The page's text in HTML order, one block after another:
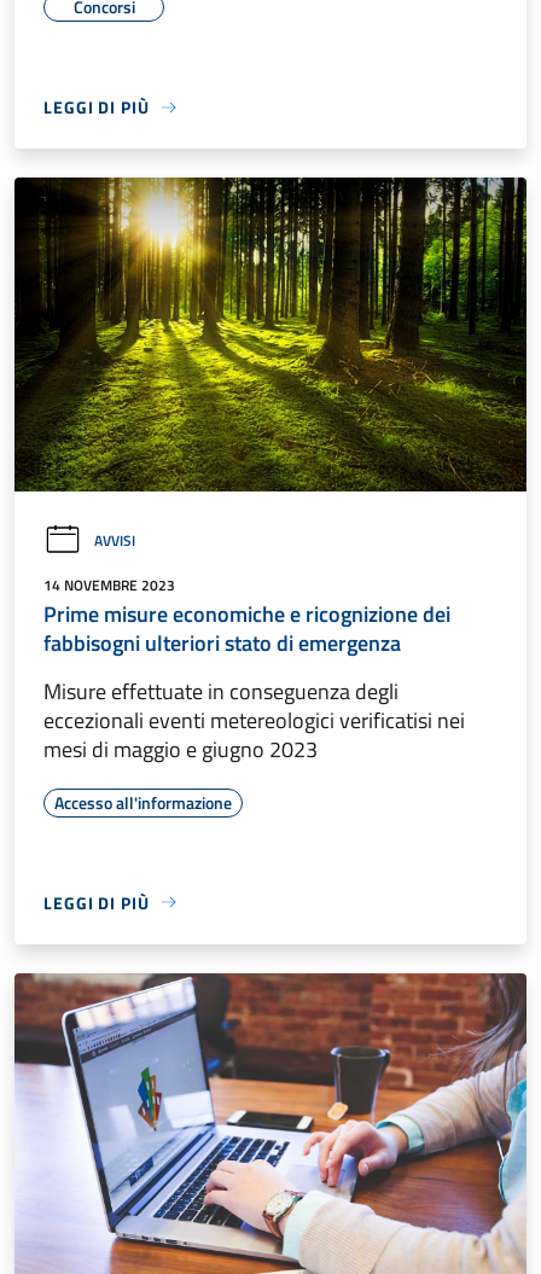
Concorsi
LEGGI DI PIÙ
AVVISI
14 NOVEMBRE 2023
Prime misure economiche e ricognizione dei
fabbisogni ulteriori stato di emergenza
Misure effettuate in conseguenza degli
eccezionali eventi metereologici verificatisi nei
mesi di maggio e giugno 2023
Accesso all'informazione
LEGGI DI PIÙ